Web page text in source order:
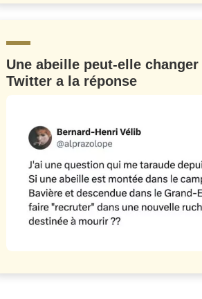
Une abeille peut-elle changer
Twitter a la réponse